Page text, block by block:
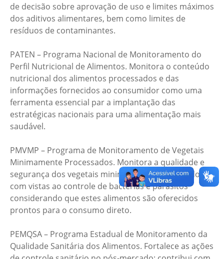
de decisão sobre aprovação de uso e limites máximos
dos aditivos alimentares, bem como limites de
resíduos de contaminantes.
PATEN – Programa Nacional de Monitoramento do
Perfil Nutricional de Alimentos. Monitora o conteúdo
nutricional dos alimentos processados e das
informações fornecidos ao consumidor como uma
ferramenta essencial par a implantação das
estratégicas nacionais para uma alimentação mais
saudável.
PMVMP – Programa de Monitoramento de Vegetais
Minimamente Processados. Monitora a qualidade e
segurança dos vegetais minimamente processados,
com vistas ao controle de bactérias e parasitos
considerando que estes alimentos são oferecidos
prontos para o consumo direto.
PEMQSA – Programa Estadual de Monitoramento da
Qualidade Sanitária dos Alimentos. Fortalece as ações